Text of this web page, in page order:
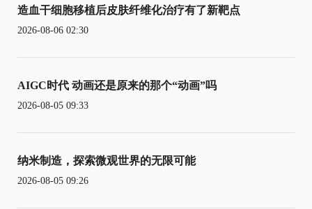
造血干细胞移植后皮肤纤维化治疗有了新靶点
2026-08-06 02:30
AIGC时代 动画还是原来的那个“动画”吗
2026-08-05 09:33
纳米制造，探索微观世界的无限可能
2026-08-05 09:26